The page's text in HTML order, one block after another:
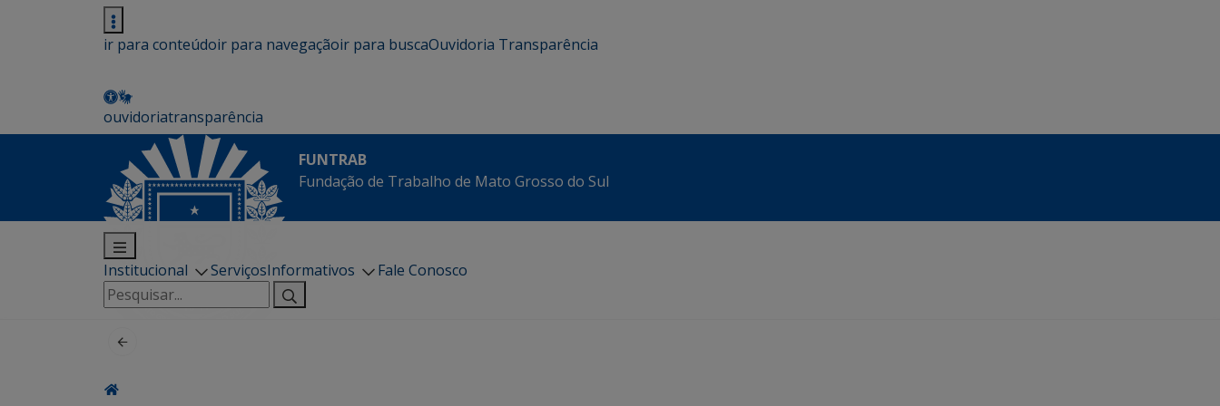
ir para conteúdoir para navegaçãoir para buscaOuvidoria Transparência
ouvidoriatransparência
FUNTRAB
Fundação de Trabalho de Mato Grosso do Sul
Institucional ServiçosInformativos
Fale Conosco
Pesquisar
por: